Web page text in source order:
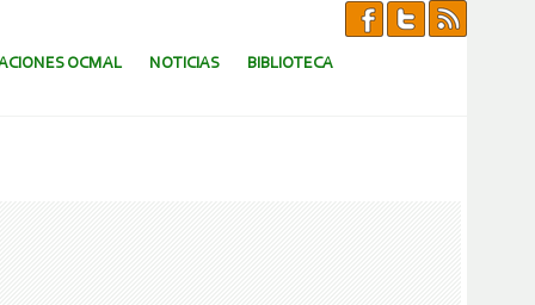
OCMAL NOTICIAS BIBLIOTECA